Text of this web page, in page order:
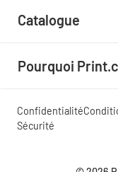
Catalogue
Pourquoi
Confidentialité
Sécurité